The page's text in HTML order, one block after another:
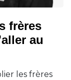
frères
au
les frères